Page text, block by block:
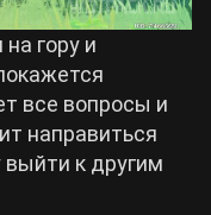
гору и
все вопросы и
направиться
к другим